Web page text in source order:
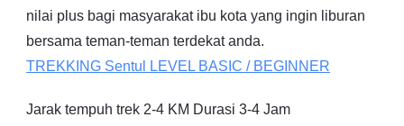
nilai plus bagi masyarakat ibu kota yang ingin liburan
bersama teman-teman terdekat anda.
TREKKING Sentul LEVEL BASIC / BEGINNER
Jarak tempuh trek 2-4 KM Durasi 3-4 Jam